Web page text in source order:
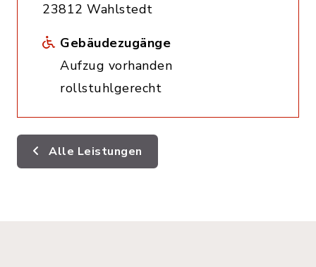
23812 Wahlstedt
Gebäudezugänge
Aufzug vorhanden
rollstuhlgerecht
Alle Leistungen